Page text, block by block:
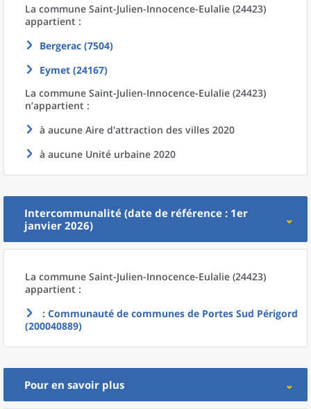
La commune Saint-Julien-Innocence-Eulalie (24423)
appartient :
Bergerac (7504)
Eymet (24167)
La commune Saint-Julien-Innocence-Eulalie (24423)
n’appartient :
à aucune Aire d'attraction des villes 2020
à aucune Unité urbaine 2020
Intercommunalité (date de référence : 1er
janvier 2026)
La commune Saint-Julien-Innocence-Eulalie (24423)
appartient :
: Communauté de communes de Portes Sud Périgord
(200040889)
Pour en savoir plus